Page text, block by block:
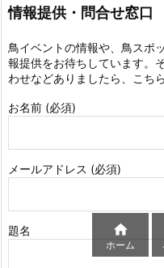
情報提供・問合せ窓口
鳥イベントの情報や、鳥スポ
報提供をお待ちしています。
わせなどありましたら、こち
お名前 (必須)
メールアドレス (必須)
題名 
ホーム